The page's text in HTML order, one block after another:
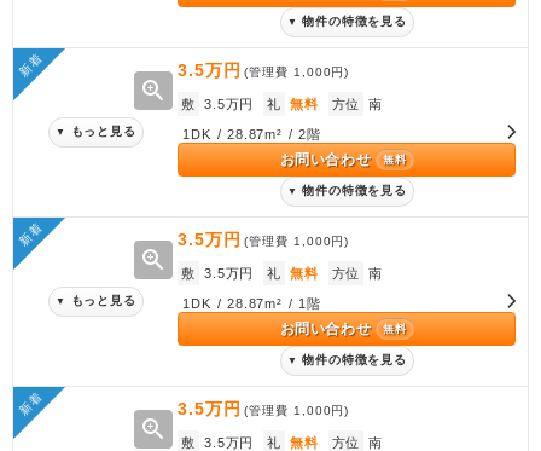
▼ 物件の特徴を見る
新着
zoom_in
▼ もっと見る
3.5万円 (管理費 1,000円)
敷 3.5万円 礼 無料 方位 南
1DK / 28.87m² / 2階
お問い合わせ 無料
▼ 物件の特徴を見る
新着
zoom_in
▼ もっと見る
3.5万円 (管理費 1,000円)
敷 3.5万円 礼 無料 方位 南
1DK / 28.87m² / 1階
お問い合わせ 無料
▼ 物件の特徴を見る
新着
zoom_in
3.5万円 (管理費 1,000円)
敷 3.5万円 礼 無料 方位 南